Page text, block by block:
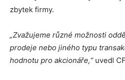
zbytek firmy.
„Zvažujeme různé možnosti
prodeje nebo jiného typu
hodnotu pro akcionáře,“uvedl